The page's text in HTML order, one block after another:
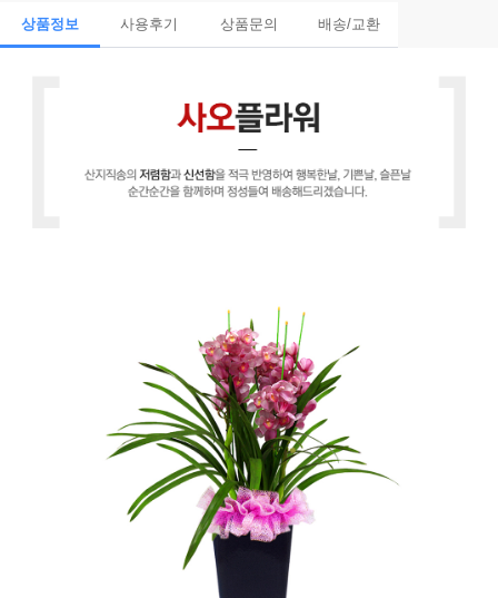
상품정보 사용후기 상품문의 배송/교환